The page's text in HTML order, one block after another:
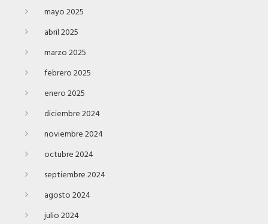
mayo 2025
abril 2025
marzo 2025
febrero 2025
enero 2025
diciembre 2024
noviembre 2024
octubre 2024
septiembre 2024
agosto 2024
julio 2024